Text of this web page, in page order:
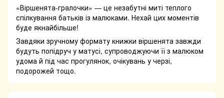
«Віршенята-гралочки» — це незабутні миті теплого
спілкування батьків із малюками. Нехай цих моментів
буде якнайбільше!
Завдяки зручному формату книжки віршенята завжди
будуть попідруч у матусі, супроводжуючи її з малюком
удома й під час прогулянок, очікувань у черзі,
подорожей тощо.